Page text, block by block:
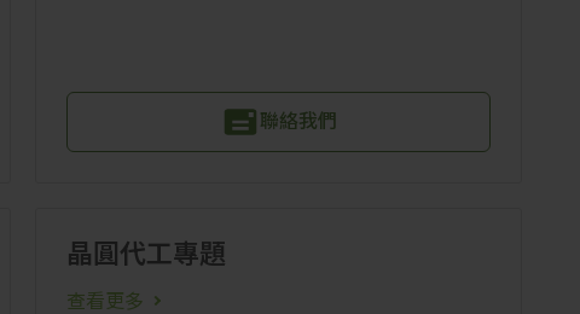
聯絡我們
晶圓代工專題
查看更多